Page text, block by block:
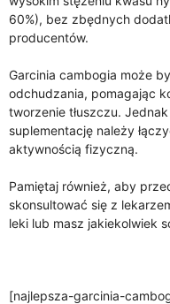
60%), bez zbędnych
producentów.
Garcinia cambogia może
odchudzania, pomagając
tworzenie tłuszczu.
suplementację należy
aktywnością fizyczną.
Pamiętaj również, aby
skonsultować się z
leki lub masz jakiekolwiek
[najlepsza-garcinia-